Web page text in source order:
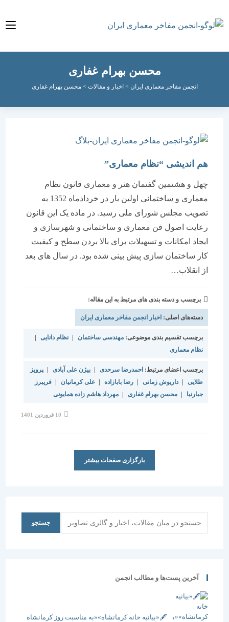
محسن بهرام غفاری
انجمن مفاخر معماری ایران > اخبار و مقالات>محسن بهرام غفاری
هم اندیشی “نظام معماری”
چهل و هشتمین گفتمان هنر و معماری قانون نظام
معماری و ساختمانی اولین بار در خردادماه 1352 به
تصویب مجلس شورای ملی رسید. در ماده یک این قانون
رعایت اصول فن معماری و ساختمانی و شهرسازی و
ایجاد امکانات و تسهیلات برای بالا بردن سطح و کیفیت
کار ساختمان سازی پیش بینی شده بود. در سال های بعد
از انقلاب…
برچسب و دسته بندی های مرتبط به این مقاله:
دسته‌های اصلی:اخبار انجمن مفاخر معماری ایران
برچسب تقسیم بندی موضوعی:مهندسی ساختمان | نظام دانایی |
نظام معماری
برچسب اعضای مرتبط: احمدرضا سرحدی | بیژن علی آبادی | پرویز
| داریوش زمانی | رضا بابازاده | علی کرمانیان | فریبرز
| محسن بهرام غفاری | مهرداد هاشم زاده همایونی
بارگزاری صفحات بیشتر
جستجو
آخرین پست‌ها و مطالب انجمن
🖋️«بیانیه خانه کرمانشاه»«به مناسبت روز کرمانشاه